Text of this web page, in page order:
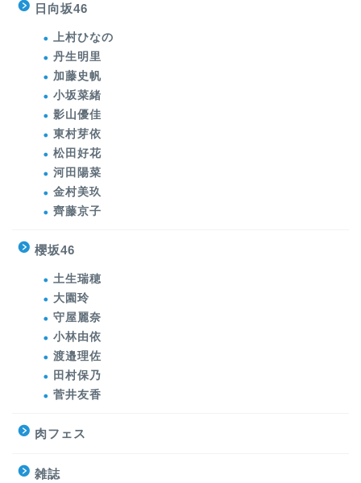
日向坂46
上村ひなの
丹生明里
加藤史帆
小坂菜緒
影山優佳
東村芽依
松田好花
河田陽菜
金村美玖
齊藤京子
櫻坂46
土生瑞穂
大園玲
守屋麗奈
小林由依
渡邉理佐
田村保乃
菅井友香
肉フェス
雑誌